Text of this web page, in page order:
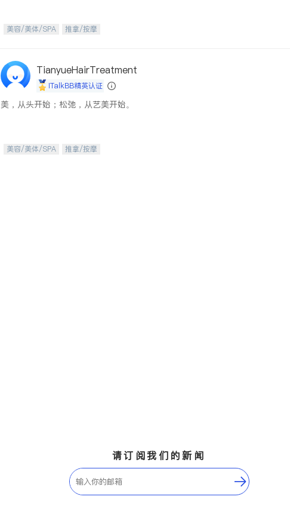
美容/美体/SPA 推拿/按摩
TianyueHairTreatment
iTalkBB精英认证
美，从头开始；松弛，从艺美开始。
美容/美体/SPA 推拿/按摩
请订阅我们的新闻